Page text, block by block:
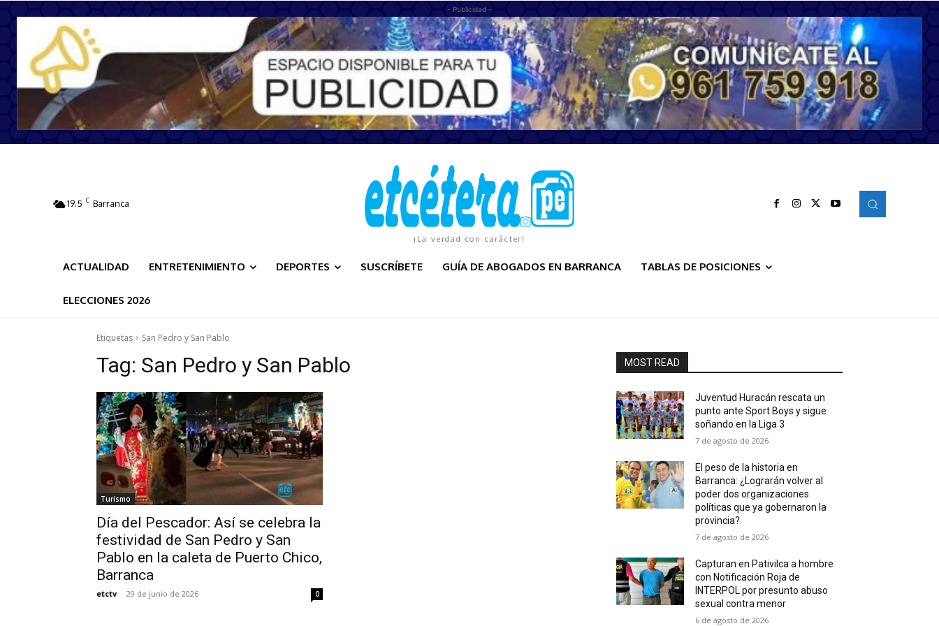
- Publicidad -
19.5 C Barranca
¡La verdad con carácter!
ACTUALIDAD ENTRETENIMIENTO DEPORTES SUSCRÍBETE GUÍA DE ABOGADOS EN BARRANCA TABLAS DE POSICIONES
ELECCIONES 2026
Etiquetas San Pedro y San Pablo
Tag: San Pedro y San Pablo
Turismo
Día del Pescador: Así se celebra la
festividad de San Pedro y San
Pablo en la caleta de Puerto Chico,
Barranca
etctv - 29 de junio de 2026 0
MOST READ
Juventud Huracán rescata un
punto ante Sport Boys y sigue
soñando en la Liga 3
7 de agosto de 2026
El peso de la historia en
Barranca: ¿Lograrán volver al
poder dos organizaciones
políticas que ya gobernaron la
provincia?
7 de agosto de 2026
Capturan en Pativilca a hombre
con Notificación Roja de
INTERPOL por presunto abuso
sexual contra menor
6 de agosto de 2026